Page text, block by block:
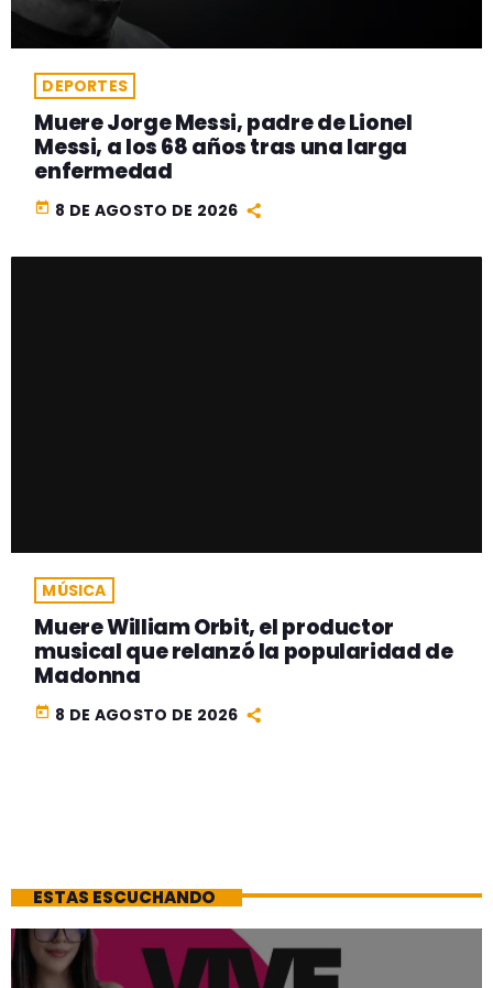
DEPORTES
Muere Jorge Messi, padre de Lionel
Messi, a los 68 años tras una larga
enfermedad
today 8 DE AGOSTO DE 2026
MÚSICA
Muere William Orbit, el productor
musical que relanzó la popularidad de
Madonna
today 8 DE AGOSTO DE 2026
ESTAS ESCUCHANDO